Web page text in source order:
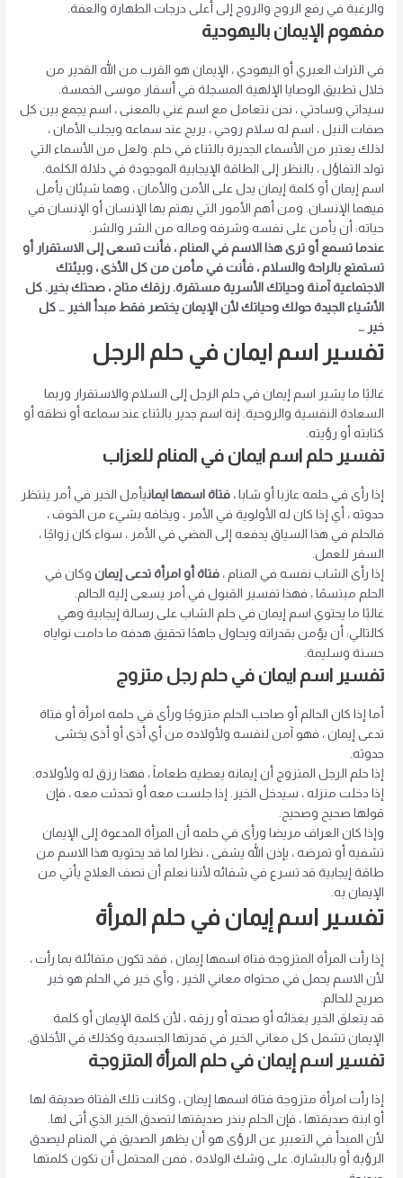
والرغبة في رفع الروح والروح إلى أعلى درجات الطهارة والعفة.
مفهوم الإيمان باليهودية
في التراث العبري أو اليهودي ، الإيمان هو القرب من الله القدير من
خلال تطبيق الوصايا الإلهية المسجلة في أسفار موسى الخمسة.
سيداتي وسادتي ، نحن نتعامل مع اسم غني بالمعنى ، اسم يجمع بين كل
صفات النبل ، اسم له سلام روحي ، يريح عند سماعه ويجلب الأمان ،
لذلك يعتبر من الأسماء الجديرة بالثناء في حلم. ولعل من الأسماء التي
تولد التفاؤل ، بالنظر إلى الطاقة الإيجابية الموجودة في دلالة الكلمة.
اسم إيمان أو كلمة إيمان يدل على الأمن والأمان ، وهما شيئان يأمل
فيهما الإنسان. ومن أهم الأمور التي يهتم بها الإنسان أو الإنسان في
حياته: أن يأمن على نفسه وشرفه وماله من الشر والشر.
عندما تسمع أو ترى هذا الاسم في المنام ، فأنت تسعى إلى الاستقرار أو
تستمتع بالراحة والسلام ، فأنت في مأمن من كل الأذى ، وبيئتك
الاجتماعية آمنة وحياتك الأسرية مستقرة. رزقك متاح ، صحتك بخير. كل
الأشياء الجيدة حولك وحياتك لأن الإيمان يختصر فقط مبدأ الخير … كل
خير …
تفسير اسم ايمان في حلم الرجل
غالبًا ما يشير اسم إيمان في حلم الرجل إلى السلام والاستقرار وربما
السعادة النفسية والروحية. إنه اسم جدير بالثناء عند سماعه أو نطقه أو
كتابته أو رؤيته.
تفسير حلم اسم ايمان في المنام للعزاب
إذا رأى في حلمه عازبا أو شابا ، فتاة اسمها ايمانيأمل الخير في أمر ينتظر
حدوثه ، أي إذا كان له الأولوية في الأمر ، ويخافه بشيء من الخوف ،
فالحلم في هذا السياق يدفعه إلى المضي في الأمر ، سواء كان زواجًا ،
السفر للعمل.
إذا رأى الشاب نفسه في المنام ،فتاة أو امرأة تدعى إيمان وكان في
الحلم مبتسمًا ، فهذا تفسير القبول في أمر يسعى إليه الحالم.
غالبًا ما يحتوي اسم إيمان في حلم الشاب على رسالة إيجابية وهي
كالتالي: أن يؤمن بقدراته ويحاول جاهدًا تحقيق هدفه ما دامت نواياه
حسنة وسليمة.
تفسير اسم ايمان في حلم رجل متزوج
أما إذا كان الحالم أو صاحب الحلم متزوجًا ورأى في حلمه امرأة أو فتاة
تدعى إيمان ، فهو آمن لنفسه ولأولاده من أي أذى أو أذى يخشى
حدوثه.
إذا حلم الرجل المتزوج أن إيمانه يعطيه طعاماً ، فهذا رزق له ولأولاده.
إذا دخلت منزله ، سيدخل الخير. إذا جلست معه أو تحدثت معه ، فإن
قولها صحيح وصحيح.
وإذا كان العراف مريضا ورأى في حلمه أن المرأة المدعوة إلى الإيمان
تشفيه أو تمرضه ، بإذن الله يشفى ، نظرا لما قد يحتويه هذا الاسم من
طاقة إيجابية قد تسرع في شفائه لأننا نعلم أن نصف العلاج يأتي من
الإيمان به.
تفسير اسم إيمان في حلم المرأة
إذا رأت المرأة المتزوجة فتاة اسمها إيمان ، فقد تكون متفائلة بما رأت ،
لأن الاسم يحمل في محتواه معاني الخير ، وأي خير في الحلم هو خبر
صريح للحالم.
قد يتعلق الخير بغذائه أو صحته أو رزقه ، لأن كلمة الإيمان أو كلمة
الإيمان تشمل كل معاني الخير في قدرتها الجسدية وكذلك في الأخلاق.
تفسير اسم إيمان في حلم المرأة المتزوجة
إذا رأت امرأة متزوجة فتاة اسمها إيمان ، وكانت تلك الفتاة صديقة لها
أو ابنة صديقتها ، فإن الحلم ينذر صديقتها لتصدق الخير الذي أتى لها.
لأن المبدأ في التعبير عن الرؤى هو أن يظهر الصديق في المنام ليصدق
الرؤية أو بالبشارة. على وشك الولادة ، فمن المحتمل أن تكون كلمتها